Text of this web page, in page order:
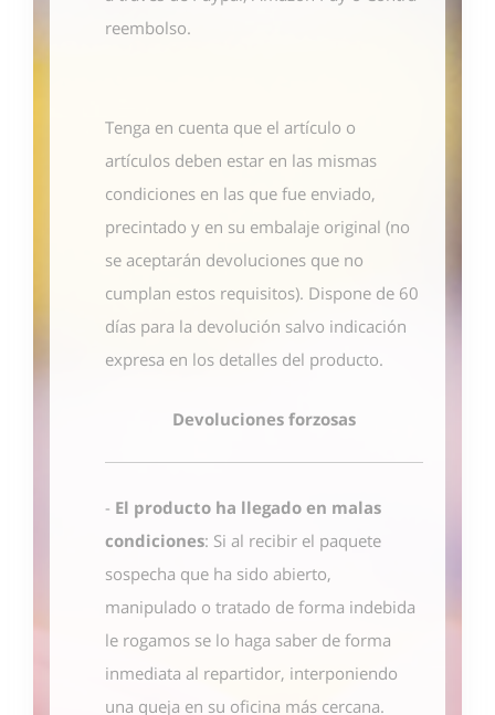
reembolso.
Tenga en cuenta que el artículo o
artículos deben estar en las mismas
condiciones en las que fue enviado,
precintado y en su embalaje original (no
se aceptarán devoluciones que no
cumplan estos requisitos). Dispone de 60
días para la devolución salvo indicación
expresa en los detalles del producto.
Devoluciones forzosas
- El producto ha llegado en malas
condiciones: Si al recibir el paquete
sospecha que ha sido abierto,
manipulado o tratado de forma indebida
le rogamos se lo haga saber de forma
inmediata al repartidor, interponiendo
una queja en su oficina más cercana.